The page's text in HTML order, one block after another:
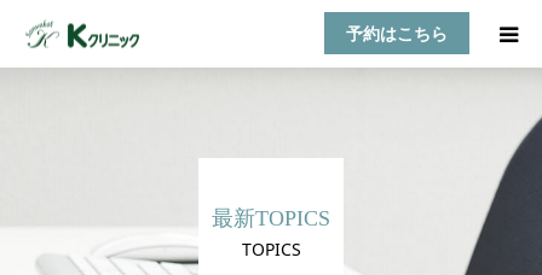
予約はこちら
最新TOPICS
TOPICS